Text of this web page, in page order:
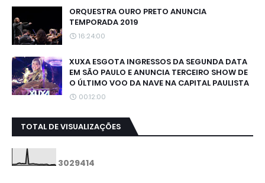
ORQUESTRA OURO PRETO ANUNCIA
TEMPORADA 2019
16:24:00
XUXA ESGOTA INGRESSOS DA SEGUNDA DATA
EM SÃO PAULO E ANUNCIA TERCEIRO SHOW DE
O ÚLTIMO VOO DA NAVE NA CAPITAL PAULISTA
00:12:00
TOTAL DE VISUALIZAÇÕES
3029414